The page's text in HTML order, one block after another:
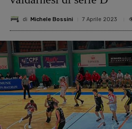
di Michele Bossini 7 Aprile 2023